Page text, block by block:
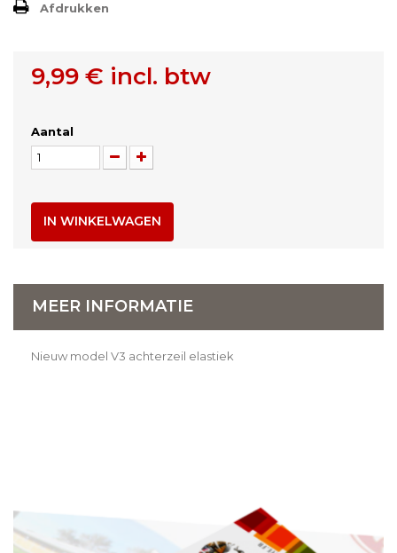
Afdrukken
9,99 € incl. btw
Aantal
IN WINKELWAGEN
MEER INFORMATIE
Nieuw model V3 achterzeil elastiek